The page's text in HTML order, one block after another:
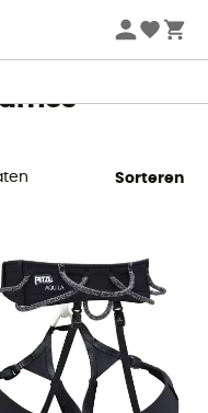
vanaf 2 producten* met
Sorteren